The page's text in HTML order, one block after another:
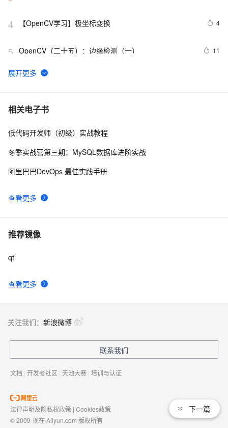
4 【OpenCV学习】极坐标变换 4
5 OpenCV（二十五）：边缘检测（一） 11
6 OpenCV（四十六）：特征点匹配
7 cv2.error: OpenCV(4.5.2) : -1 : error: (-5:Bad
8 OpenCV_05 形态学操作：连通性+腐蚀和膨胀+开闭运算
应用 直方图反向投影
相关电子书
查看更多
低代码开发师（初级）实战教程
冬季实战营第三期：MySQL数据库进阶实战
阿里巴巴DevOps 最佳实践手册
推荐镜像
查看更多
qt
下一篇
关注我们： 新浪微博
联系我们
文档 | 开发者社区 | 天池大赛 | 培训与认证
法律声明及隐私权政策 | Cookies政策
© 2009-现在 Aliyun.com 版权所有